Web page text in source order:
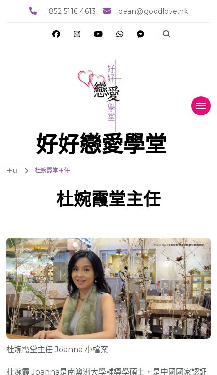
+852 5116 4613 dean@goodlove.hk
好好戀愛學堂
主頁 杜婉霞堂主任
杜婉霞堂主任
杜婉霞堂主任 Joanna 小檔案
杜婉霞 Joanna是南澳洲大學輔導學碩士，是中國國家認証